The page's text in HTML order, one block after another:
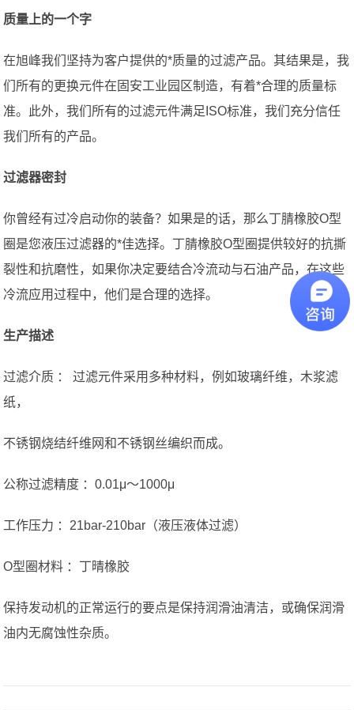
质量上的一个字
在旭峰我们坚持为客户提供的*质量的过滤产品。其结果是，我
们所有的更换元件在固安工业园区制造，有着*合理的质量标
准。此外，我们所有的过滤元件满足ISO标准，我们充分信任
我们所有的产品。
过滤器密封
你曾经有过冷启动你的装备？如果是的话，那么丁腈橡胶O型
圈是您液压过滤器的*佳选择。丁腈橡胶O型圈提供较好的抗撕
裂性和抗磨性，如果你决定要结合冷流动与石油产品，在这些
冷流应用过程中，他们是合理的选择。
生产描述
过滤介质 ： 过滤元件采用多种材料，例如玻璃纤维，木浆滤
纸，
不锈钢烧结纤维网和不锈钢丝编织而成。
公称过滤精度 ：0.01μ〜1000μ
工作压力 ：21bar-210bar（液压液体过滤）
O型圈材料 ：丁晴橡胶
保持发动机的正常运行的要点是保持润滑油清洁，或确保润滑
油内无腐蚀性杂质。